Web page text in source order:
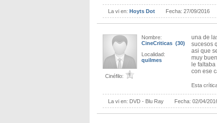
La vi en: Hoyts Dot Fecha:27/09/2016
Cinéfilo:
Nombre:
CineCriticas (30)
Localidad:
quilmes
una de
sucesos
asi que
muy
le
con ese
Esta
La vi en: DVD - Blu Ray Fecha:02/04/